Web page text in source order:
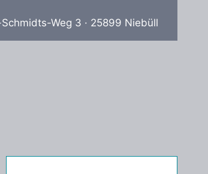
Weg 3 · 25899 Niebüll